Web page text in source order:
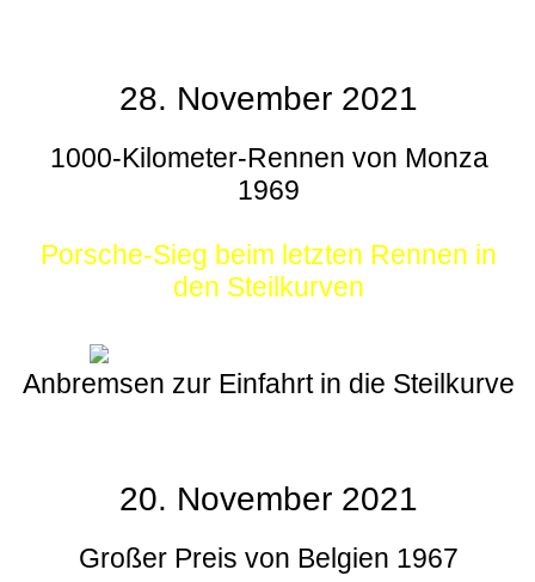
28. November 2021
1000-Kilometer-Rennen von Monza
1969
Porsche-Sieg beim letzten Rennen in
den Steilkurven
Anbremsen zur Einfahrt in die Steilkurve
20. November 2021
Großer Preis von Belgien 1967